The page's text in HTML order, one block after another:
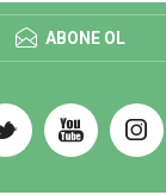
ABONE OL